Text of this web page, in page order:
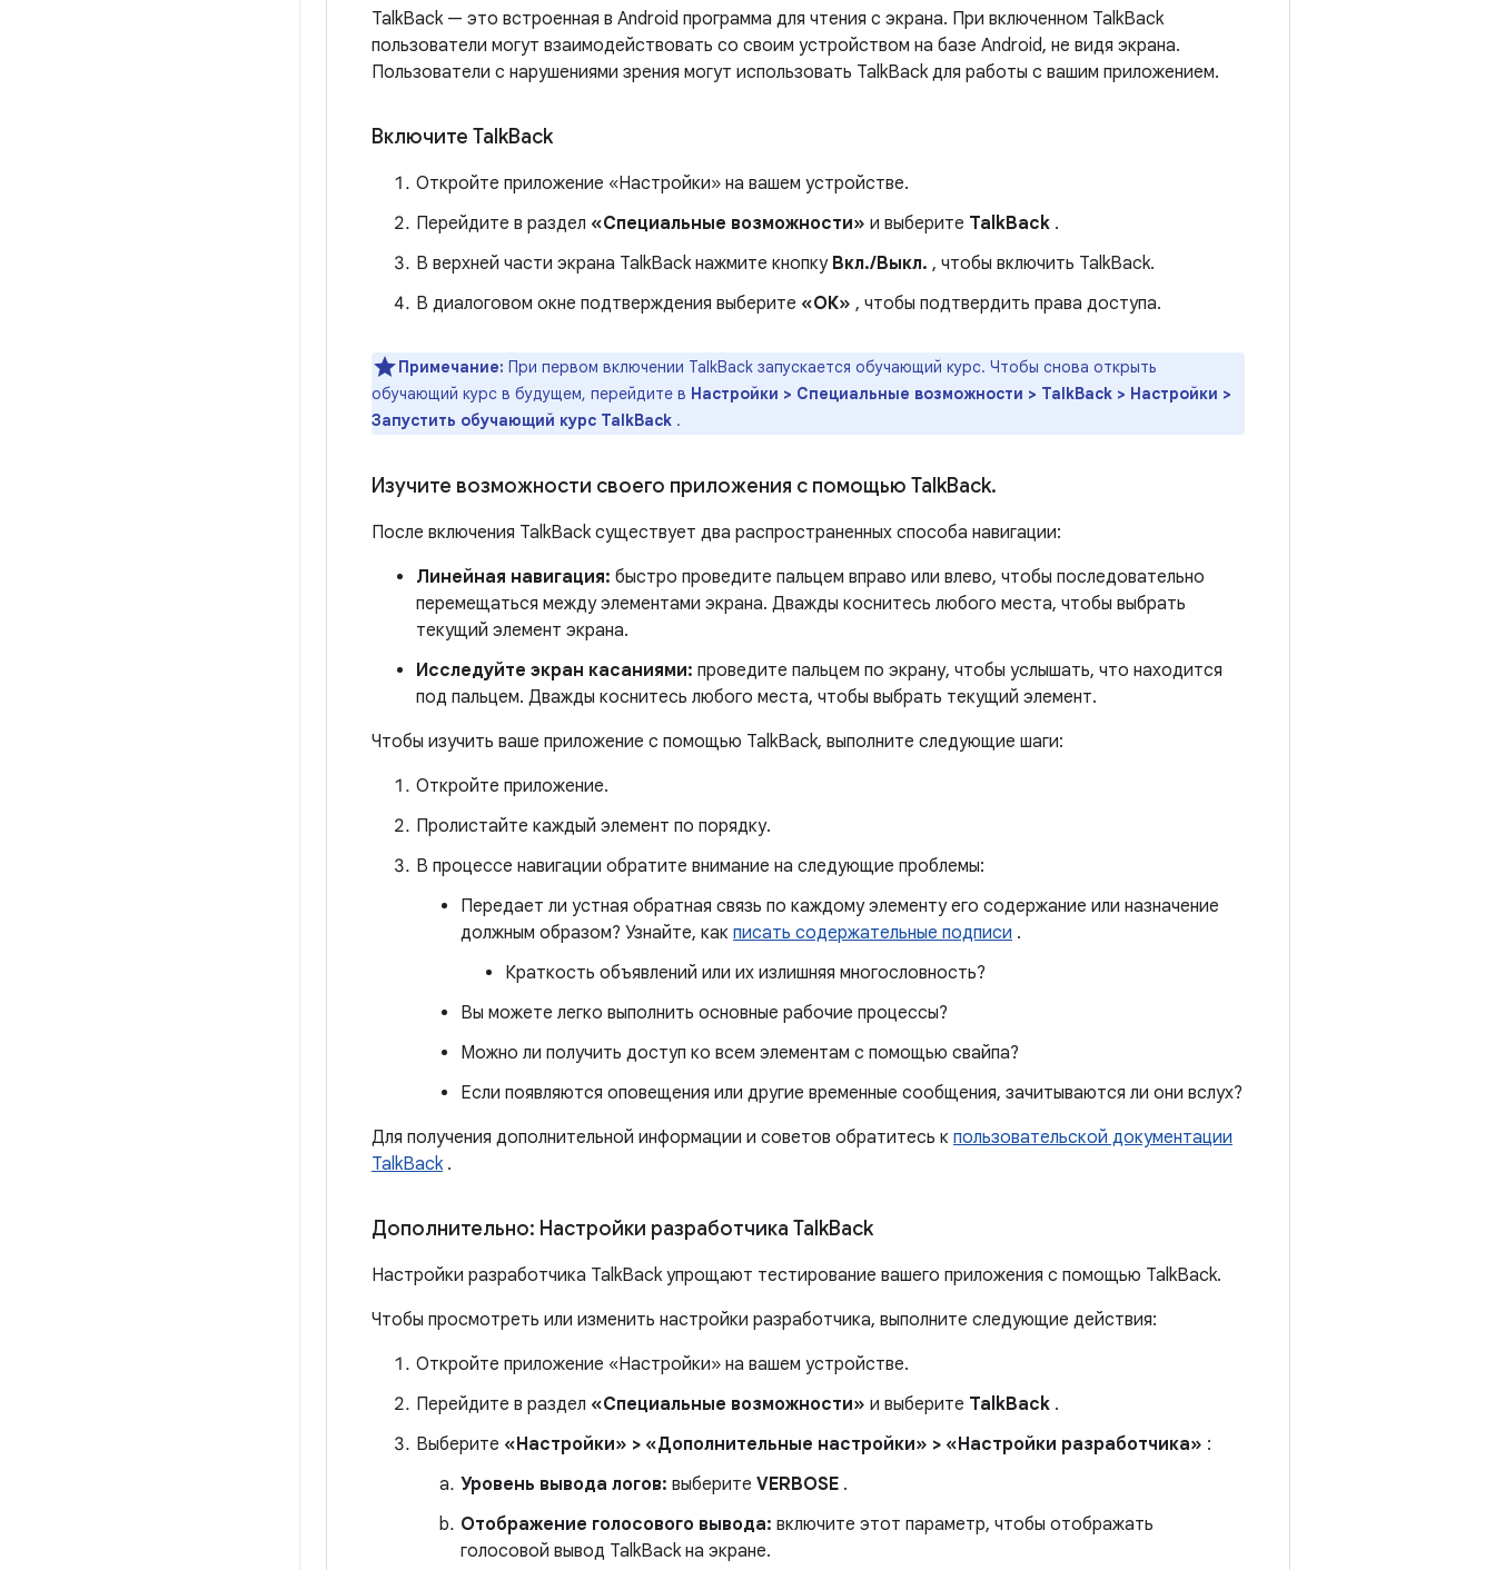
TalkBack — это встроенная в Android программа для чтения с экрана. При включенном TalkBack
пользователи могут взаимодействовать со своим устройством на базе Android, не видя экрана.
Пользователи с нарушениями зрения могут использовать TalkBack для работы с вашим приложением.
Включите TalkBack
Откройте приложение «Настройки» на вашем устройстве.
Перейдите в раздел «Специальные возможности» и выберите TalkBack .
В верхней части экрана TalkBack нажмите кнопку Вкл./Выкл. , чтобы включить TalkBack.
В диалоговом окне подтверждения выберите «ОК» , чтобы подтвердить права доступа.
Примечание: При первом включении TalkBack запускается обучающий курс. Чтобы снова открыть
обучающий курс в будущем, перейдите в Настройки > Специальные возможности > TalkBack > Настройки >
Запустить обучающий курс TalkBack .
Изучите возможности своего приложения с помощью TalkBack.
После включения TalkBack существует два распространенных способа навигации:
Линейная навигация: быстро проведите пальцем вправо или влево, чтобы последовательно
перемещаться между элементами экрана. Дважды коснитесь любого места, чтобы выбрать
текущий элемент экрана.
Исследуйте экран касаниями: проведите пальцем по экрану, чтобы услышать, что находится
под пальцем. Дважды коснитесь любого места, чтобы выбрать текущий элемент.
Чтобы изучить ваше приложение с помощью TalkBack, выполните следующие шаги:
Откройте приложение.
Пролистайте каждый элемент по порядку.
В процессе навигации обратите внимание на следующие проблемы:
Передает ли устная обратная связь по каждому элементу его содержание или назначение
должным образом? Узнайте, как писать содержательные подписи .
Краткость объявлений или их излишняя многословность?
Вы можете легко выполнить основные рабочие процессы?
Можно ли получить доступ ко всем элементам с помощью свайпа?
Если появляются оповещения или другие временные сообщения, зачитываются ли они вслух?
Для получения дополнительной информации и советов обратитесь к пользовательской документации
TalkBack.
Дополнительно: Настройки разработчика TalkBack
Настройки разработчика TalkBack упрощают тестирование вашего приложения с помощью TalkBack.
Чтобы просмотреть или изменить настройки разработчика, выполните следующие действия:
Откройте приложение «Настройки» на вашем устройстве.
Перейдите в раздел «Специальные возможности» и выберите TalkBack .
Выберите «Настройки» > «Дополнительные настройки» > «Настройки разработчика» :
Уровень вывода логов: выберите VERBOSE .
Отображение голосового вывода: включите этот параметр, чтобы отображать
голосовой вывод TalkBack на экране.